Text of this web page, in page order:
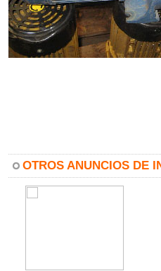
OTROS ANUNCIOS DE